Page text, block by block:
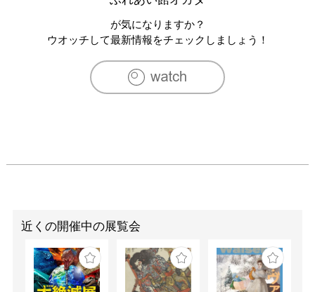
が気になりますか？
ウオッチして最新情報をチェックしましょう！
近くの開催中の展覧会